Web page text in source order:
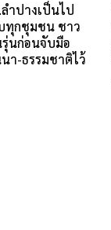
ำปางเป็นไป
ทุกชุมชน ชาว
นก่อนจับมือ
า-ธรรมชาติไว้